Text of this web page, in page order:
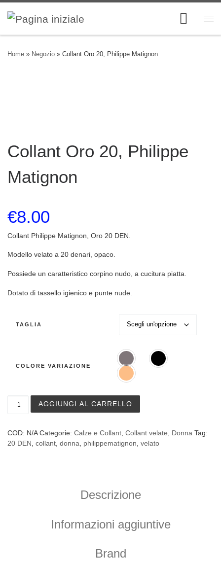
Skip to content
Home » Negozio » Collant Oro 20, Philippe Matignon
Collant Oro 20, Philippe
Matignon
€8.00
Collant Philippe Matignon, Oro 20 DEN.
Modello velato a 20 denari, opaco.
Possiede un caratteristico corpino nudo, a cucitura piatta.
Dotato di tassello igienico e punte nude.
TAGLIA
COLORE VARIAZIONE
Collant Oro 20, Philippe Matignon quantità
AGGIUNGI AL CARRELLO
COD: N/A Categorie: Calze e Collant Collant velate Donna Tag:
20 DEN collant donna philippematignon velato
Descrizione
Informazioni aggiuntive
Brand